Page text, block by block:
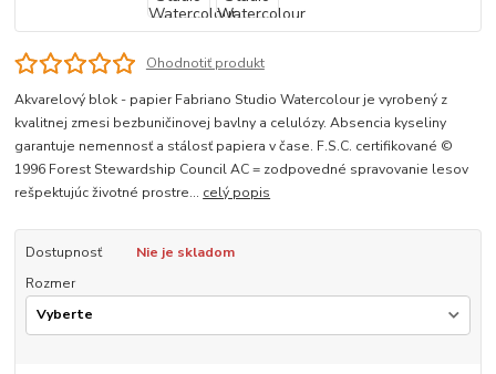
Ohodnotiť produkt
Akvarelový blok - papier Fabriano Studio Watercolour je vyrobený z
kvalitnej zmesi bezbuničinovej bavlny a celulózy. Absencia kyseliny
garantuje nemennosť a stálosť papiera v čase. F.S.C. certifikované ©
1996 Forest Stewardship Council AC = zodpovedné spravovanie lesov
rešpektujúc životné prostre... celý popis
Dostupnosť
Nie je skladom
Rozmer